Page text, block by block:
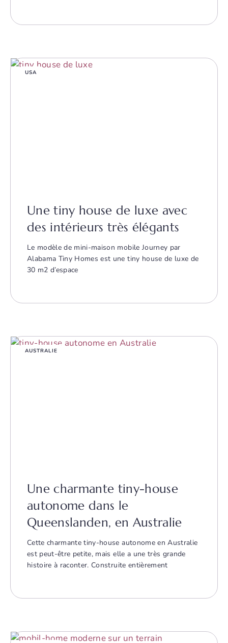
USA
Une tiny house de luxe avec
des intérieurs très élégants
Le modèle de mini-maison mobile Journey par
Alabama Tiny Homes est une tiny house de luxe de
30 m2 d’espace
AUSTRALIE
Une charmante tiny-house
autonome dans le
Queenslanden, en Australie
Cette charmante tiny-house autonome en Australie
est peut-être petite, mais elle a une très grande
histoire à raconter. Construite entièrement